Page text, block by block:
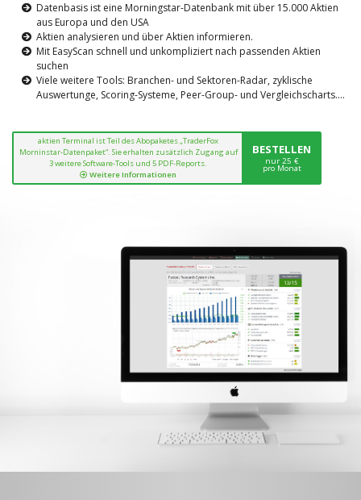
Datenbasis ist eine Morningstar-Datenbank mit über 15.000 Aktien
aus Europa und den USA
Aktien analysieren und über Aktien informieren.
Mit EasyScan schnell und unkompliziert nach passenden Aktien
suchen
Viele weitere Tools: Branchen- und Sektoren-Radar, zyklische
Auswertunge, Scoring-Systeme, Peer-Group- und Vergleichscharts....
aktien Terminal ist Teil des Abopaketes „TraderFox
Morninstar-Datenpaket“. Sie erhalten zusätzlich Zugang auf
3 weitere Software-Tools und 5 PDF-Reports.
Weitere Informationen
BESTELLEN
nur 25 €
pro Monat